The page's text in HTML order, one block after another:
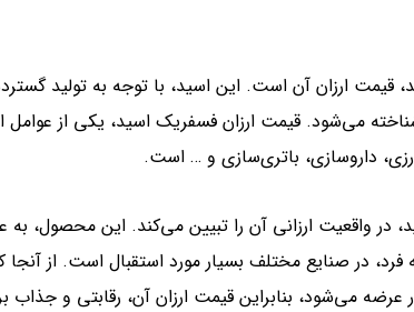
ارزان آن است. این اسید، با توجه به تولید
می‌شود. قیمت ارزان فسفریک اسید، یکی از عوامل
داروسازی، باتری‌سازی و … است.
در واقعیت ارزانی آن را تبیین می‌کند. این محصول، به
در صنایع مختلف بسیار مورد استقبال است. از آنجا
عرضه می‌شود، بنابراین قیمت ارزان آن، رقابتی و